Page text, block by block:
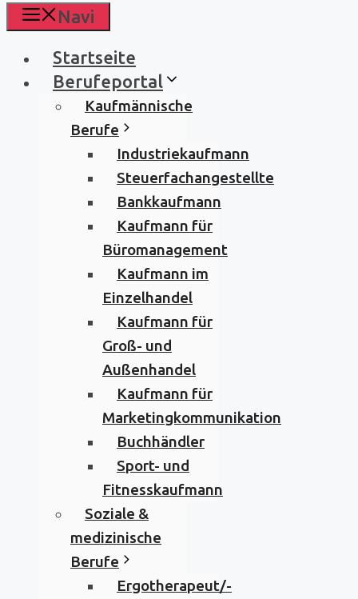
Navi
Startseite
Berufeportal
Kaufmännische
Berufe
Industriekaufmann
Steuerfachangestellte
Bankkaufmann
Kaufmann für
Büromanagement
Kaufmann im
Einzelhandel
Kaufmann für
Groß- und
Außenhandel
Kaufmann für
Marketingkommunikation
Buchhändler
Sport- und
Fitnesskaufmann
Soziale &
medizinische
Berufe
Ergotherapeut/-